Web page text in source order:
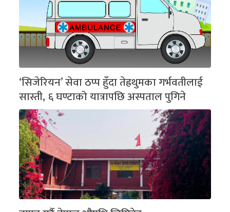
‘सिजेरियन’ सेवा ठप्प हुँदा तेह्रथुमका गर्भवतीलाई
सास्ती, ६ घण्टाको यात्रापछि अस्पताल पुगिने